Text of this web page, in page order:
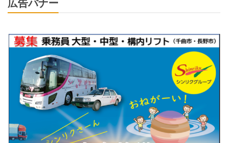
広告バナー